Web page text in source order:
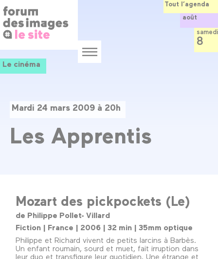
au
contenu
principal
Menu
Le cinéma
Mardi 24 mars 2009 à 20h
Les Apprentis
Mozart des pickpockets (Le)
de Philippe Pollet- Villard
Fiction | France | 2006 | 32 min | 35mm optique
Philippe et Richard vivent de petits larcins à Barbès.
Un enfant roumain, sourd et muet, fait irruption dans
leur duo et transfigure leur quotidien. Une étrange et
Tout l’agenda
août
samedi
8